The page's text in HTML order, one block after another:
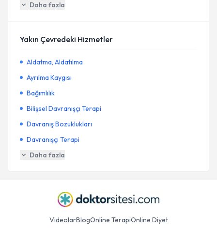
Daha fazla
Yakın Çevredeki Hizmetler
Aldatma, Aldatılma
Ayrılma Kaygısı
Bağımlılık
Bilişsel Davranışçı Terapi
Davranış Bozuklukları
Davranışçı Terapi
Daha fazla
VideolarBlogOnline TerapiOnline Diyet